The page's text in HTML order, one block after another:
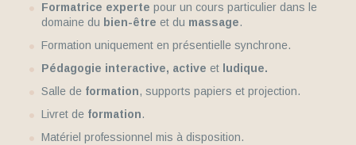
Formatrice experte pour un cours particulier dans le
domaine du bien-être et du massage.
Formation uniquement en présentielle synchrone.
Pédagogie interactive, active et ludique.
Salle de formation, supports papiers et projection.
Livret de formation.
Matériel professionnel mis à disposition.